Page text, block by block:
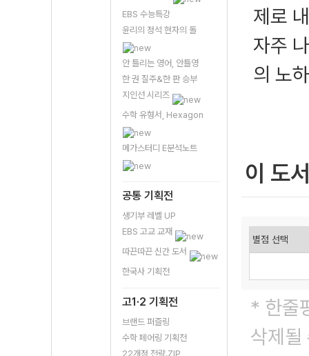
EBS 수능특강
윤리의 정석 현자의 돌
안 틀리는 영어, 안틀영
한 권 질주&한 판 승부
지인선 시리즈
수학 유형서, Hexagon
메가스터디 E분석노트
공통 기획전
생기부 레벨 UP
EBS 고교 교재
따끈따끈 신간 도서
한국사 기획전
고1·2 기획전
브랜드 퍼즐링
수학 페어링 기획전
22개정 전략.ZIP
제로
자주
의 노
이 도
* 한줄
삭제될